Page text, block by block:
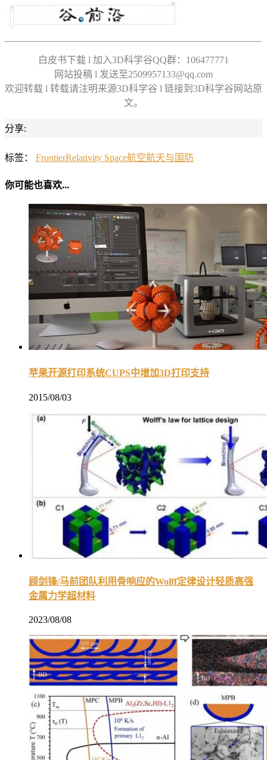
白皮书下载 l 加入3D科学谷QQ群：106477771
网站投稿 l 发送至2509957133@qq.com
欢迎转载 l 转载请注明来源3D科学谷 l 链接到3D科学谷网站原
文。
分享:
标签： FrontierRelativity Space航空航天与国防
你可能也喜欢...
苹果开源打印系统CUPS中增加3D打印支持
2015/08/03
顾剑锋/马前团队利用骨响应的Wolff定律设计轻质高强
金属力学超材料
2023/08/08